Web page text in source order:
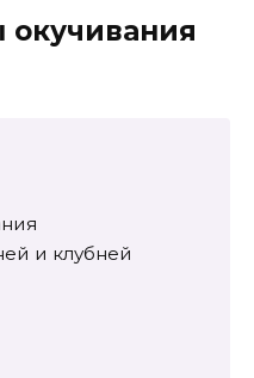
и клубней